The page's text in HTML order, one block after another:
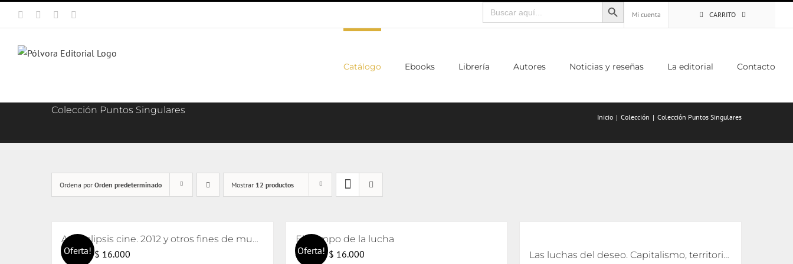
Facebook Instagram
Buscar:
Mi cuenta
CARRITO
Catálogo Ebooks Librería Autores Noticias y reseñas La editorial Contacto
Colección Puntos Singulares
Inicio Colección Colección Puntos Singulares
Ordena por Orden predeterminado Mostrar 12 productos
Oferta!
Apocalipsis cine. 2012 y otros fines de mundo
$17.000 El
$ 16.000 Oferta!
El tiempo de la lucha
$17.000
El
$ 16.000El
Las luchas del deseo. Capitalismo, territorio y ecología